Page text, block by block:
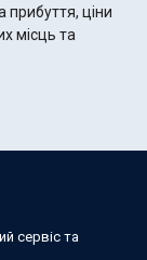
прибуття, ціни
місць та
сервіс та